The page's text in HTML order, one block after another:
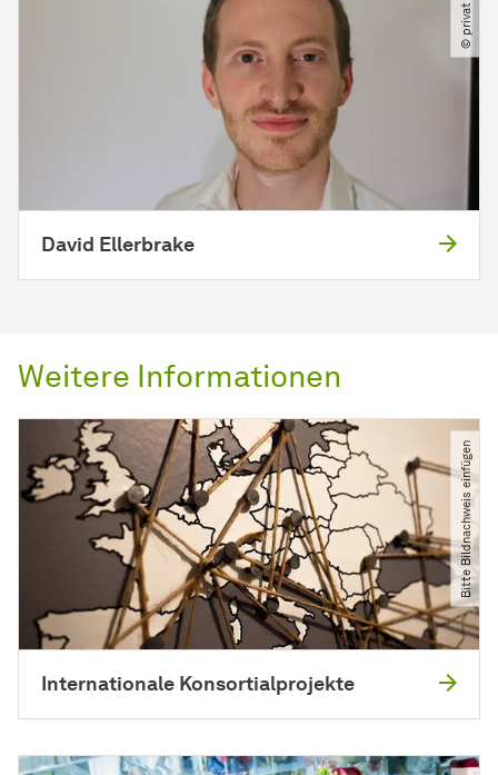
© privat
David Ellerbrake
Weitere Informationen
Bitte Bildnachweis einfügen
Internationale Konsortialprojekte